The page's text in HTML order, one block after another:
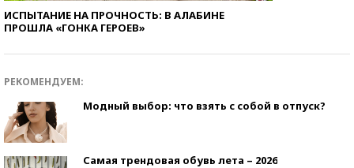
ИСПЫТАНИЕ НА ПРОЧНОСТЬ: В АЛАБИНЕ
ПРОШЛА «ГОНКА ГЕРОЕВ»
РЕКОМЕНДУЕМ:
Модный выбор: что взять с собой в отпуск?
Самая трендовая обувь лета – 2026